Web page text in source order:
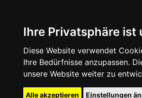
Ihre Privatsphäre ist
Diese Website verwendet
Ihre Bedürfnisse anzupassen.
unsere Website weiter zu
Alle akzeptieren Einstellungen